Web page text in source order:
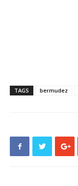
TAGS bermudez